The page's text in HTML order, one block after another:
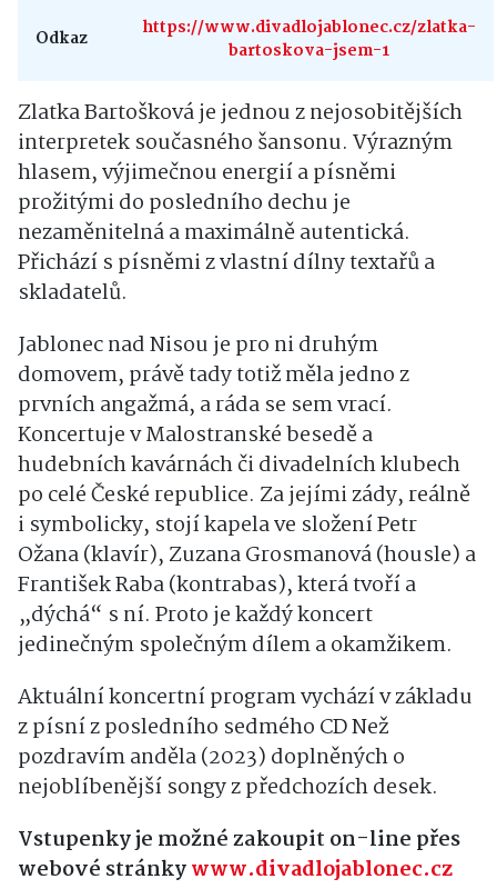
Odkaz
https://www.divadlojablonec.cz/zlatka-
bartoskova-jsem-1
Zlatka Bartošková je jednou z nejosobitějších
interpretek současného šansonu. Výrazným
hlasem, výjimečnou energií a písněmi
prožitými do posledního dechu je
nezaměnitelná a maximálně autentická.
Přichází s písněmi z vlastní dílny textařů a
skladatelů.
Jablonec nad Nisou je pro ni druhým
domovem, právě tady totiž měla jedno z
prvních angažmá, a ráda se sem vrací.
Koncertuje v Malostranské besedě a
hudebních kavárnách či divadelních klubech
po celé České republice. Za jejími zády, reálně
i symbolicky, stojí kapela ve složení Petr
Ožana (klavír), Zuzana Grosmanová (housle) a
František Raba (kontrabas), která tvoří a
„dýchá“ s ní. Proto je každý koncert
jedinečným společným dílem a okamžikem.
Aktuální koncertní program vychází v základu
z písní z posledního sedmého CD Než
pozdravím anděla (2023) doplněných o
nejoblíbenější songy z předchozích desek.
Vstupenky je možné zakoupit on-line přes
webové stránkywww.divadlojablonec.cz